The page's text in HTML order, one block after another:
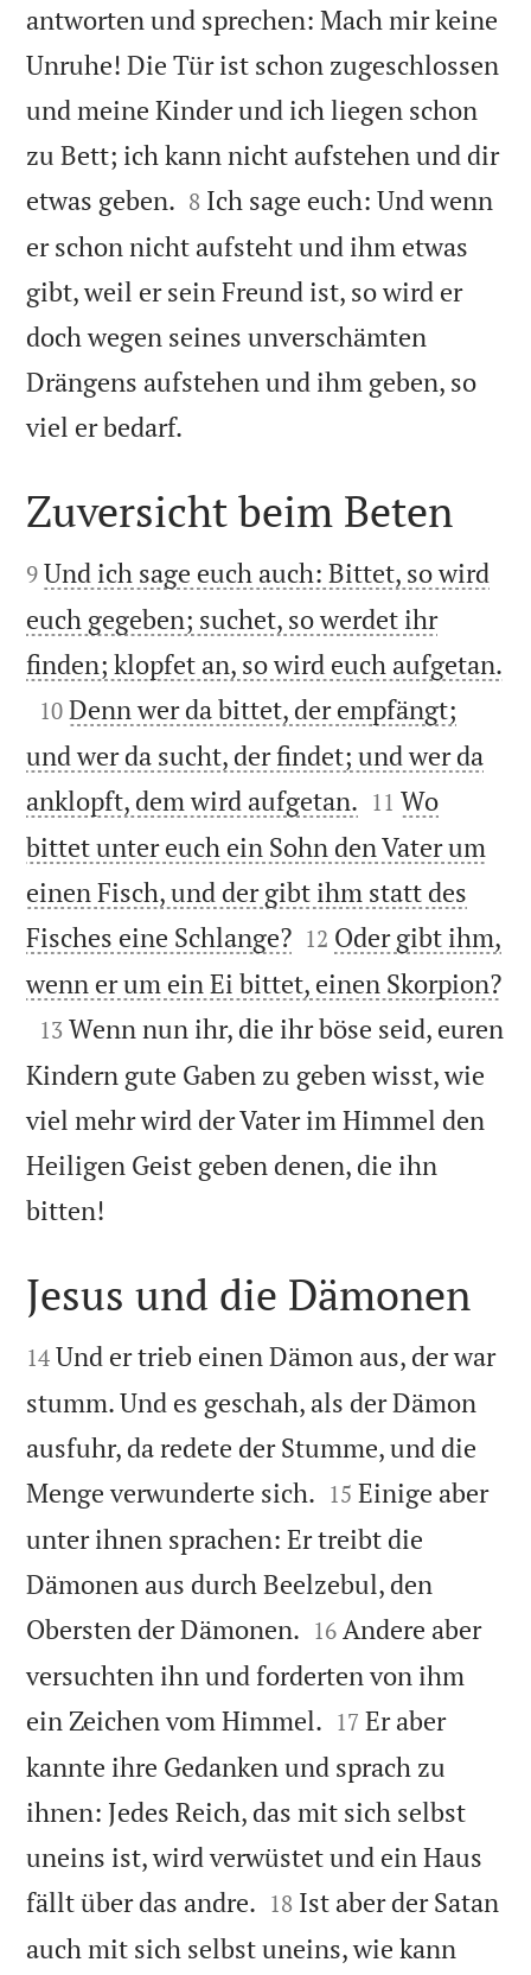
antworten und sprechen: Mach mir keine
Unruhe! Die Tür ist schon zugeschlossen
und meine Kinder und ich liegen schon
zu Bett; ich kann nicht aufstehen und dir
etwas geben. 

8 Ich sage euch: Und wenn
er schon nicht aufsteht und ihm etwas
gibt, weil er sein Freund ist, so wird er
doch wegen seines unverschämten
Drängens aufstehen und ihm geben, so
viel er bedarf.

Zuversicht beim Beten

9 Und ich sage euch auch: Bittet, so wird
euch gegeben; suchet, so werdet ihr
finden; klopfet an, so wird euch aufgetan.

10 Denn wer da bittet, der empfängt;
und wer da sucht, der findet; und wer da
anklopft, dem wird aufgetan. 

11 Wo
bittet unter euch ein Sohn den Vater um
einen Fisch, und der gibt ihm statt des
Fisches eine Schlange?
12 Oder gibt ihm,
wenn er um ein Ei bittet, einen Skorpion?

13 Wenn nun ihr, die ihr böse seid, euren
Kindern gute Gaben zu geben wisst, wie
viel mehr wird der Vater im Himmel den
Heiligen Geist geben denen, die ihn
bitten!

Jesus und die Dämonen

14 Und er trieb einen Dämon aus, der war
stumm. Und es geschah, als der Dämon
ausfuhr, da redete der Stumme, und die
Menge verwunderte sich. 

15 Einige aber
unter ihnen sprachen: Er treibt die
Dämonen aus durch Beelzebul, den
Obersten der Dämonen. 

16 Andere aber
versuchten ihn und forderten von ihm
ein Zeichen vom Himmel. 

17 Er aber
kannte ihre Gedanken und sprach zu
ihnen: Jedes Reich, das mit sich selbst
uneins ist, wird verwüstet und ein Haus
fällt über das andre. 

18 Ist aber der Satan
auch mit sich selbst uneins, wie kann